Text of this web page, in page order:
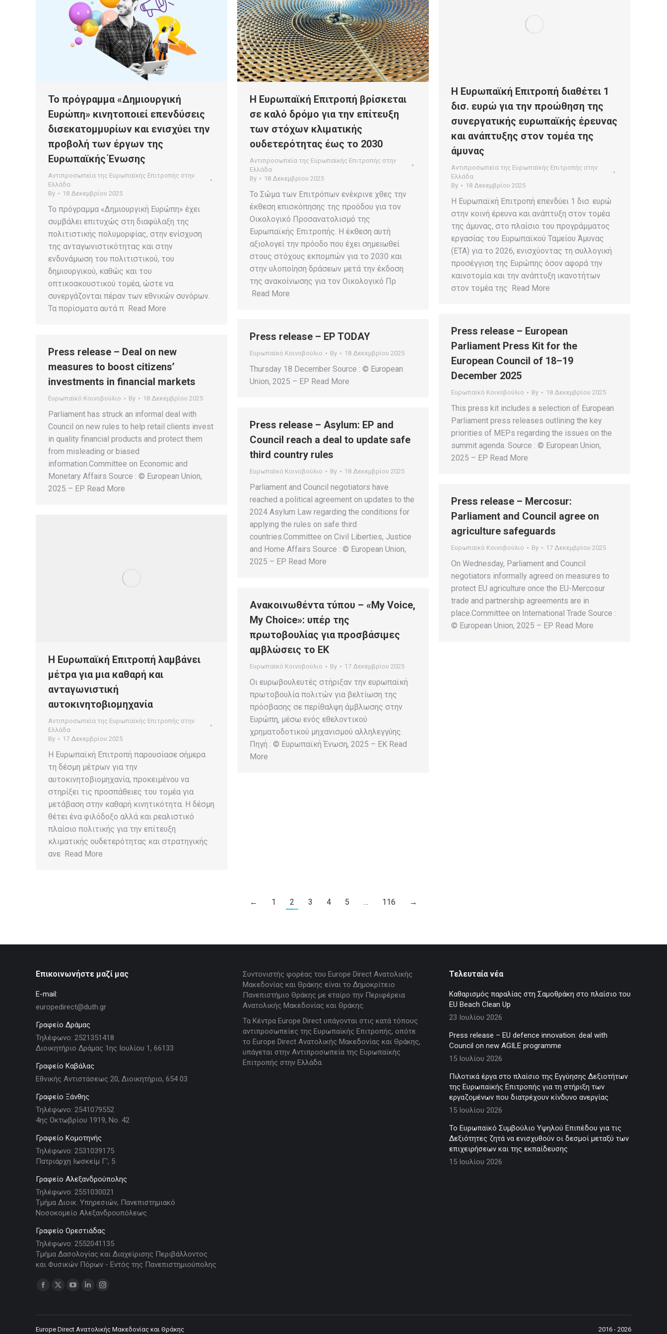
Το πρόγραμμα «Δημιουργική
Ευρώπη» κινητοποιεί επενδύσεις
δισεκατομμυρίων και ενισχύει την
προβολή των έργων της
Ευρωπαϊκής Ένωσης
Αντιπροσωπεία της Ευρωπαϊκής Επιτροπής στην
Ελλάδα
By
18 Δεκεμβρίου 2025
Το πρόγραμμα «Δημιουργική Ευρώπη» έχει
συμβάλει επιτυχώς στη διαφύλαξη της
πολιτιστικής πολυμορφίας, στην ενίσχυση
της ανταγωνιστικότητας και στην
ενδυνάμωση του πολιτιστικού, του
δημιουργικού, καθώς και του
οπτικοακουστικού τομέα, ώστε να
συνεργάζονται πέραν των εθνικών συνόρων.
Τα πορίσματα αυτά π Read More
Η Ευρωπαϊκή Επιτροπή βρίσκεται
σε καλό δρόμο για την επίτευξη
των στόχων κλιματικής
ουδετερότητας έως το 2030
Αντιπροσωπεία της Ευρωπαϊκής Επιτροπής στην
Ελλάδα
By
18 Δεκεμβρίου 2025
Το Σώμα των Επιτρόπων ενέκρινε χθες την
έκθεση επισκόπησης της προόδου για τον
Οικολογικό Προσανατολισμό της
Ευρωπαϊκής Επιτροπής. Η έκθεση αυτή
αξιολογεί την πρόοδο που έχει σημειωθεί
στους στόχους εκπομπών για το 2030 και
στην υλοποίηση δράσεων μετά την έκδοση
της ανακοίνωσης για τον Οικολογικό Πρ
Read More
Η Ευρωπαϊκή Επιτροπή διαθέτει 1
δισ. ευρώ για την προώθηση της
συνεργατικής ευρωπαϊκής έρευνας
και ανάπτυξης στον τομέα της
άμυνας
Αντιπροσωπεία της Ευρωπαϊκής Επιτροπής στην
Ελλάδα
By
18 Δεκεμβρίου 2025
Η Ευρωπαϊκή Επιτροπή επενδύει 1 δισ. ευρώ
στην κοινή έρευνα και ανάπτυξη στον τομέα
της άμυνας, στο πλαίσιο του προγράμματος
εργασίας του Ευρωπαϊκού Ταμείου Άμυνας
(ΕΤΑ) για το 2026, ενισχύοντας τη συλλογική
προσέγγιση της Ευρώπης όσον αφορά την
καινοτομία και την ανάπτυξη ικανοτήτων
στον τομέα της Read More
Press release – European
Parliament Press Kit for the
European Council of 18–19
December 2025
Ευρωπαϊκό Κοινοβούλιο By 18 Δεκεμβρίου 2025
This press kit includes a selection of European
Parliament press releases outlining the key
priorities of MEPs regarding the issues on the
summit agenda. Source : © European Union,
2025 – EP Read More
Press release – EP TODAY
Ευρωπαϊκό Κοινοβούλιο By 18 Δεκεμβρίου 2025
Thursday 18 December Source : © European
Union, 2025 – EP Read More
Press release – Deal on new
measures to boost citizens’
investments in financial markets
Ευρωπαϊκό Κοινοβούλιο By 18 Δεκεμβρίου 2025
Parliament has struck an informal deal with
Council on new rules to help retail clients invest
in quality financial products and protect them
from misleading or biased
information.Committee on Economic and
Monetary Affairs Source : © European Union,
2025 – EP Read More
Press release – Asylum: EP and
Council reach a deal to update safe
third country rules
Ευρωπαϊκό Κοινοβούλιο By 18 Δεκεμβρίου 2025
Parliament and Council negotiators have
reached a political agreement on updates to the
2024 Asylum Law regarding the conditions for
applying the rules on safe third
countries.Committee on Civil Liberties, Justice
and Home Affairs Source : © European Union,
2025 – EP Read More
Press release – Mercosur:
Parliament and Council agree on
agriculture safeguards
Ευρωπαϊκό Κοινοβούλιο By 17 Δεκεμβρίου 2025
On Wednesday, Parliament and Council
negotiators informally agreed on measures to
protect EU agriculture once the EU-Mercosur
trade and partnership agreements are in
place.Committee on International Trade Source :
© European Union, 2025 – EP Read More
Η Ευρωπαϊκή Επιτροπή λαμβάνει
μέτρα για μια καθαρή και
ανταγωνιστική
αυτοκινητοβιομηχανία
Αντιπροσωπεία της Ευρωπαϊκής Επιτροπής στην
Ελλάδα
By
17 Δεκεμβρίου 2025
Η Ευρωπαϊκή Επιτροπή παρουσίασε σήμερα
τη δέσμη μέτρων για την
αυτοκινητοβιομηχανία, προκειμένου να
στηρίξει τις προσπάθειες του τομέα για
μετάβαση στην καθαρή κινητικότητα. Η δέσμη
θέτει ένα φιλόδοξο αλλά και ρεαλιστικό
πλαίσιο πολιτικής για την επίτευξη
κλιματικής ουδετερότητας και στρατηγικής
ανε Read More
Ανακοινωθέντα τύπου – «My Voice,
My Choice»: υπέρ της
πρωτοβουλίας για προσβάσιμες
αμβλώσεις το ΕΚ
Ευρωπαϊκό Κοινοβούλιο By 17 Δεκεμβρίου 2025
Oι ευρωβουλευτές στήριξαν την ευρωπαϊκή
πρωτοβουλία πολιτών για βελτίωση της
πρόσβασης σε περίθαλψη άμβλωσης στην
Ευρώπη, μέσω ενός εθελοντικού
χρηματοδοτικού μηχανισμού αλληλεγγύης.
Πηγή : © Ευρωπαϊκή Ένωση, 2025 – EK Read
More
← 1 2 3 4 5 … 116 →
Επικοινωνήστε μαζί μας
E-mail:
europedirect@duth.gr
Γραφείο Δράμας
Τηλέφωνο: 2521351418
Διοικητήριο Δράμας 1ης Ιουλίου 1, 66133
Γραφείο Καβάλας
Εθνικής Αντιστάσεως 20, Διοικητήριο, 654 03
Γραφείο Ξάνθης
Τηλέφωνο: 2541079552
4ης Οκτωβρίου 1919, Νο. 42
Γραφείο Κομοτηνής
Τηλέφωνο: 2531039175
Πατριάρχη Ιωσκείμ Γ', 5
Γραφείο Αλεξανδρούπολης
Τηλέφωνο: 2551030021
Τμήμα Διοικ. Υπηρεσιών, Πανεπιστημιακό
Νοσοκομείο Αλεξανδρουπόλεως
Γραφείο Ορεστιάδας
Τηλέφωνο: 2552041135
Τμήμα Δασολογίας και Διαχείρισης Περιβάλλοντος
και Φυσικών Πόρων - Εντός της Πανεπιστημιούπολης
Find us on:
Facebook
opens
in
X
opens
in
YouTube
opens
in
Linkedin
opens
in
Instagram
opens
in
Συντονιστής φορέας του Europe Direct Ανατολικής
Μακεδονίας και Θράκης είναι το Δημοκρίτειο
Πανεπιστήμιο Θράκης με εταίρο την Περιφέρεια
Ανατολικής Μακεδονίας και Θράκης.
Τα Κέντρα Europe Direct υπάγονται στις κατά τόπους
αντιπροσωπείες της Ευρωπαϊκής Επιτροπής, οπότε
το Europe Direct Ανατολικής Μακεδονίας και Θράκης,
υπάγεται στην Αντιπροσωπεία της Ευρωπαϊκής
Επιτροπής στην Ελλάδα.
Τελευταία νέα
Καθαρισμός παραλίας στη Σαμοθράκη στο πλαίσιο του
EU Beach Clean Up
23 Ιουλίου 2026
Press release – EU defence innovation: deal with
Council on new AGILE programme
15 Ιουλίου 2026
Πιλοτικά έργα στο πλαίσιο της Εγγύησης Δεξιοτήτων
της Ευρωπαϊκής Επιτροπής για τη στήριξη των
εργαζομένων που διατρέχουν κίνδυνο ανεργίας
15 Ιουλίου 2026
Το Ευρωπαϊκό Συμβούλιο Υψηλού Επιπέδου για τις
Δεξιότητες ζητά να ενισχυθούν οι δεσμοί μεταξύ των
επιχειρήσεων και της εκπαίδευσης
15 Ιουλίου 2026
Europe Direct Ανατολικής Μακεδονίας και Θράκης 2016 - 2026